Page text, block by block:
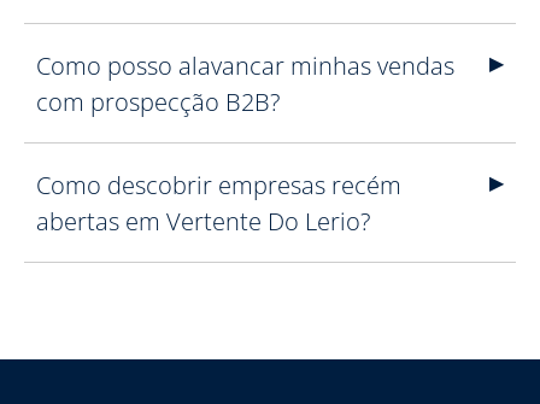
Como posso alavancar minhas vendas
com prospecção B2B?
Como descobrir empresas recém
abertas em Vertente Do Lerio?